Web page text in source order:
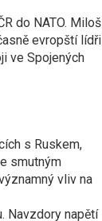
do NATO. Miloš
evropští lídři
ve Spojených
s Ruskem,
smutným
vliv na
Navzdory napětí